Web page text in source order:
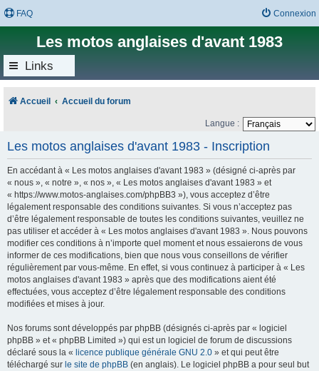
FAQ Connexion
Les motos anglaises d'avant 1983
Links
Accueil Accueil du forum
Langue :
Les motos anglaises d'avant 1983 - Inscription
En accédant à « Les motos anglaises d'avant 1983 » (désigné ci-après par
« nous », « notre », « nos », « Les motos anglaises d'avant 1983 » et
« https://www.motos-anglaises.com/phpBB3 »), vous acceptez d’être
légalement responsable des conditions suivantes. Si vous n’acceptez pas
d’être légalement responsable de toutes les conditions suivantes, veuillez ne
pas utiliser et accéder à « Les motos anglaises d'avant 1983 ». Nous pouvons
modifier ces conditions à n’importe quel moment et nous essaierons de vous
informer de ces modifications, bien que nous vous conseillons de vérifier
régulièrement par vous-même. En effet, si vous continuez à participer à « Les
motos anglaises d'avant 1983 » après que des modifications aient été
effectuées, vous acceptez d’être légalement responsable des conditions
modifiées et mises à jour.
Nos forums sont développés par phpBB (désignés ci-après par « logiciel
phpBB » et « phpBB Limited ») qui est un logiciel de forum de discussions
déclaré sous la « licence publique générale GNU 2.0 » et qui peut être
téléchargé sur le site de phpBB (en anglais). Le logiciel phpBB a pour seul but